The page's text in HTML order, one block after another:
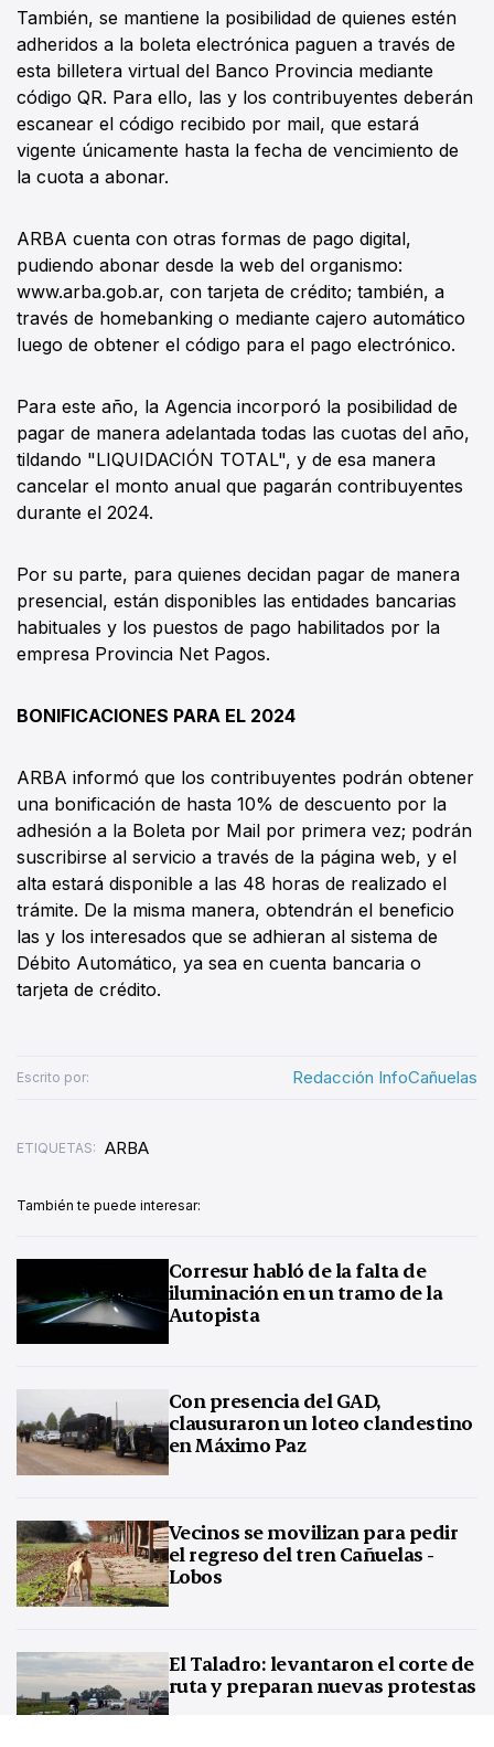
También, se mantiene la posibilidad de quienes estén
adheridos a la boleta electrónica paguen a través de
esta billetera virtual del Banco Provincia mediante
código QR. Para ello, las y los contribuyentes deberán
escanear el código recibido por mail, que estará
vigente únicamente hasta la fecha de vencimiento de
la cuota a abonar.
ARBA cuenta con otras formas de pago digital,
pudiendo abonar desde la web del organismo:
www.arba.gob.ar, con tarjeta de crédito; también, a
través de homebanking o mediante cajero automático
luego de obtener el código para el pago electrónico.
Para este año, la Agencia incorporó la posibilidad de
pagar de manera adelantada todas las cuotas del año,
tildando "LIQUIDACIÓN TOTAL", y de esa manera
cancelar el monto anual que pagarán contribuyentes
durante el 2024.
Por su parte, para quienes decidan pagar de manera
presencial, están disponibles las entidades bancarias
habituales y los puestos de pago habilitados por la
empresa Provincia Net Pagos.
BONIFICACIONES PARA EL 2024
ARBA informó que los contribuyentes podrán obtener
una bonificación de hasta 10% de descuento por la
adhesión a la Boleta por Mail por primera vez; podrán
suscribirse al servicio a través de la página web, y el
alta estará disponible a las 48 horas de realizado el
trámite. De la misma manera, obtendrán el beneficio
las y los interesados que se adhieran al sistema de
Débito Automático, ya sea en cuenta bancaria o
tarjeta de crédito.
Escrito por: Redacción InfoCañuelas
ETIQUETAS: ARBA
También te puede interesar:
Corresur habló de la falta de
iluminación en un tramo de la
Autopista
Con presencia del GAD,
clausuraron un loteo clandestino
en Máximo Paz
Vecinos se movilizan para pedir
el regreso del tren Cañuelas -
Lobos
El Taladro: levantaron el corte de
ruta y preparan nuevas protestas